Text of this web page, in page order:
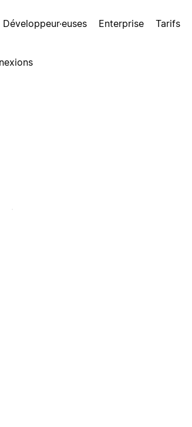
Développeur·euses Enterprise Tarifs